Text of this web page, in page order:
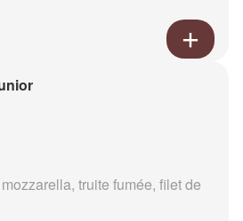
truite fumée, filet de